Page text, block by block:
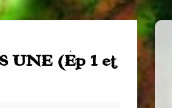
UNE (Ép 1 et